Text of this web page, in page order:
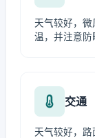
天气较好，
温，并注意防
交通
天气较好，